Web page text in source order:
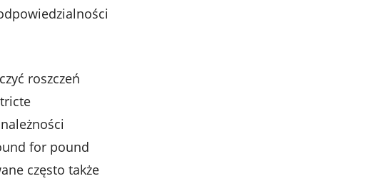
roszczeń
for pound
często także